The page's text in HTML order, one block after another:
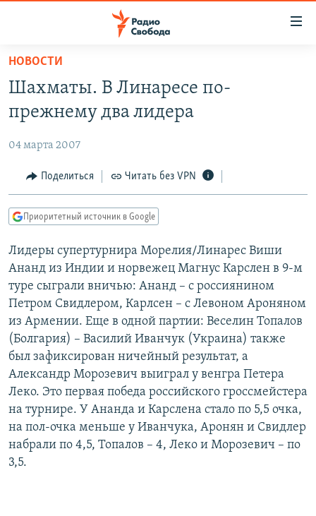
упрощенного
доступа
основному
Вернутся
главной
навигации
Вернутся
поиску
АВТОРСКИЕ ПРОЕКТЫ
ЦИТАТЫ СВОБОДЫ
МНЕНИЯ
IDEL.РЕАЛИИ
КАВКАЗ.РЕАЛИИ
СЕВЕР.РЕАЛИИ
СИБИРЬ.РЕАЛИИ
РАСПИСАНИЕ ВЕЩАНИЯ
ПОДПИШИТЕСЬ НА РАССЫЛКУ
СОЦИАЛЬНЫЕ СЕТИ
НОВОСТИ
Шахматы. В Линаресе по-
прежнему два лидера
04 марта 2007
Поделиться Читать без VPN
Приоритетный источник в Google
Лидеры супертурнира Морелия/Линарес Виши
Ананд из Индии и норвежец Магнус Карслен в 9-м
туре сыграли вничью: Ананд – с россиянином
Петром Свидлером, Карлсен – с Левоном Ароняном
из Армении. Еще в одной партии: Веселин Топалов
(Болгария) – Василий Иванчук (Украина) также
был зафиксирован ничейный результат, а
Александр Морозевич выиграл у венгра Петера
Леко. Это первая победа российского гроссмейстера
на турнире. У Ананда и Карслена стало по 5,5 очка,
на пол-очка меньше у Иванчука, Аронян и Свидлер
набрали по 4,5, Топалов – 4, Леко и Морозевич – по
3,5.